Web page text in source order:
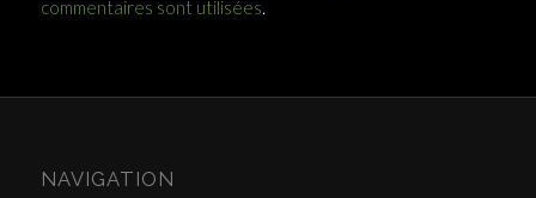
commentaires sont utilisées.
NAVIGATION